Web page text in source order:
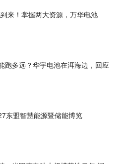
来！掌握两大资源，万华电池
跑多远？华宇电池在洱海边，回应
东盟智慧能源暨储能博览